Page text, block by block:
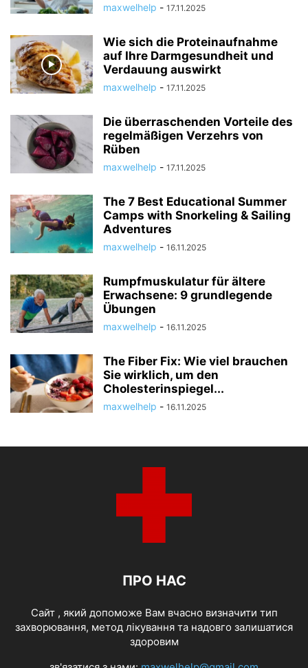
maxwelhelp - 17.11.2025
Wie sich die Proteinaufnahme
auf Ihre Darmgesundheit und
Verdauung auswirkt
maxwelhelp - 17.11.2025
Die überraschenden Vorteile des
regelmäßigen Verzehrs von
Rüben
maxwelhelp - 17.11.2025
The 7 Best Educational Summer
Camps with Snorkeling & Sailing
Adventures
maxwelhelp - 16.11.2025
Rumpfmuskulatur für ältere
Erwachsene: 9 grundlegende
Übungen
maxwelhelp - 16.11.2025
The Fiber Fix: Wie viel brauchen
Sie wirklich, um den
Cholesterinspiegel...
maxwelhelp - 16.11.2025
ПРО НАС
Cайт , який допоможе Вам вчасно визначити тип
захворювання, метод лікування та надовго залишатися
здоровим